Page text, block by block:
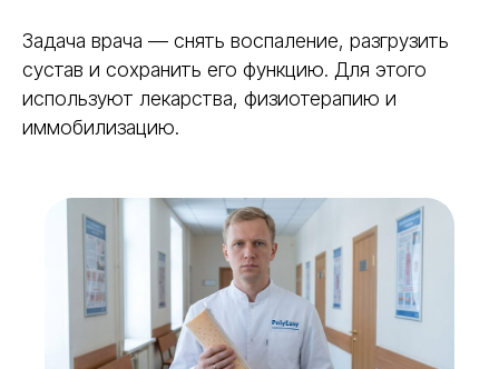
Задача врача — снять воспаление, разгрузить
сустав и сохранить его функцию. Для этого
используют лекарства, физиотерапию и
иммобилизацию.